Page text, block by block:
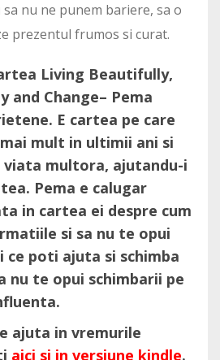
nu ne punem bariere, sa o
prezentul frumos si curat.
Living Beautifully,
Change– Pema
E cartea pe care
mult in ultimii ani si
viata multora, ajutandu-i
Pema e calugar
in cartea ei despre cum
si sa nu te opui
ce poti ajuta si schimba
nu te opui schimbarii pe
ajuta in vremurile
aici si in versiune kindle.